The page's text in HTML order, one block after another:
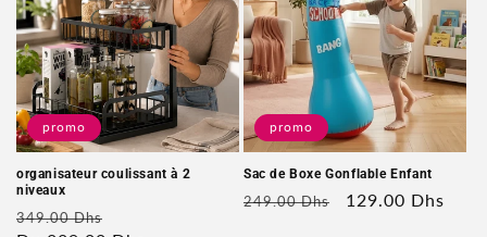
promo
organisateur coulissant à 2
niveaux
Prix
349.00 Dhs
promo
Sac de Boxe Gonflable Enfant
Prix
249.00 Dhs
Prix
129.00 Dhs